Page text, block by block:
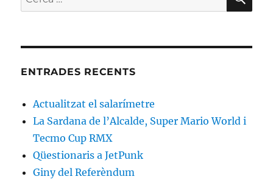
ENTRADES RECENTS
Actualitzat el salarímetre
La Sardana de l’Alcalde, Super Mario World i
Tecmo Cup RMX
Qüestionaris a JetPunk
Giny del Referèndum